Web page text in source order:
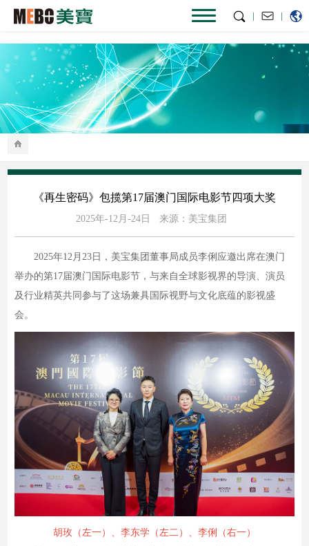
|
|
《再生密码》包揽第17届澳门国际电影节四项大奖
2025年-12月-24日 来源：美宝集团
2025年12月23日，美宝集团董事局成员李俐应邀出席在澳门
举办的第17届澳门国际电影节，与来自全球影视界的导演、演员
及行业精英共同参与了这场兼具国际视野与文化底蕴的影视盛
会。
胡玫（左一）、李东学（左二）、李俐（右一）